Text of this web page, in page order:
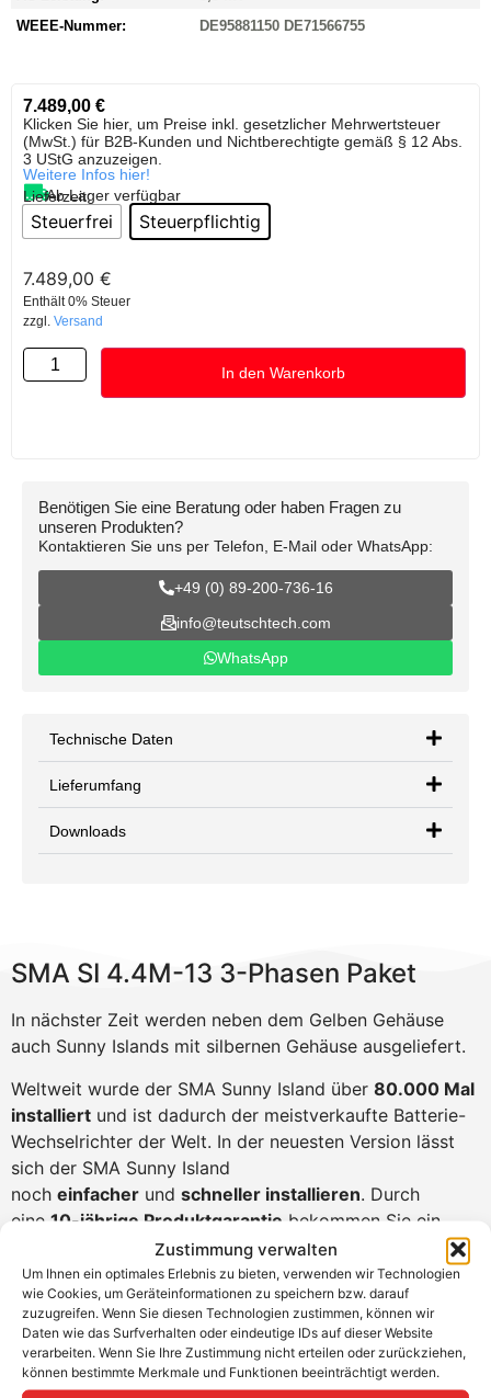
Zustimmung verwalten
Um Ihnen ein optimales Erlebnis zu bieten, verwenden wir Technologien
wie Cookies, um Geräteinformationen zu speichern bzw. darauf
zuzugreifen. Wenn Sie diesen Technologien zustimmen, können wir
Daten wie das Surfverhalten oder eindeutige IDs auf dieser Website
verarbeiten. Wenn Sie Ihre Zustimmung nicht erteilen oder zurückziehen,
können bestimmte Merkmale und Funktionen beeinträchtigt werden.
WEEE-Nummer:
DE95881150 DE71566755
7.489,00 €
Klicken Sie hier, um Preise inkl. gesetzlicher Mehrwertsteuer
(MwSt.) für B2B-Kunden und Nichtberechtigte gemäß § 12 Abs.
3 UStG anzuzeigen.
Weitere Infos hier!
Ab Lager verfügbar
Lieferzeit:
Steuerfrei Steuerpflichtig
7.489,00 €
Enthält 0% Steuer
zzgl. Versand
In den Warenkorb
Technische Daten
Lieferumfang
Downloads
Benötigen Sie eine Beratung oder haben Fragen zu
unseren Produkten?
Kontaktieren Sie uns per Telefon, E-Mail oder WhatsApp:
+49 (0) 89-200-736-16
info@teutschtech.com
WhatsApp
SMA SI 4.4M-13 3-Phasen Paket
In nächster Zeit werden neben dem Gelben Gehäuse
auch Sunny Islands mit silbernen Gehäuse ausgeliefert.
Weltweit wurde der SMA Sunny Island über 80.000 Mal
installiert und ist dadurch der meistverkaufte Batterie-
Wechselrichter der Welt. In der neuesten Version lässt
sich der SMA Sunny Island
noch einfacher und schneller installieren. Durch
eine 10-jährige Produktgarantie bekommen Sie ein
Maximum an Zuverlässigkeit.
Produktvorteile
Ein einziges Produkt für On-Grid, Off-Grid und
Backup
Reduzierung der Installationskosten